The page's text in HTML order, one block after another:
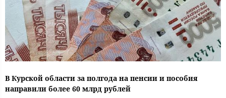
В Курской области за полгода на пенсии и пособия
направили более 60 млрд рублей